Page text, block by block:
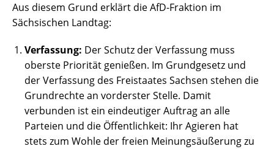
Aus diesem Grund erklärt die AfD-Fraktion im
Sächsischen Landtag:
Verfassung: Der Schutz der Verfassung muss
oberste Priorität genießen. Im Grundgesetz und
der Verfassung des Freistaates Sachsen stehen die
Grundrechte an vorderster Stelle. Damit
verbunden ist ein eindeutiger Auftrag an alle
Parteien und die Öffentlichkeit: Ihr Agieren hat
stets zum Wohle der freien Meinungsäußerung zu